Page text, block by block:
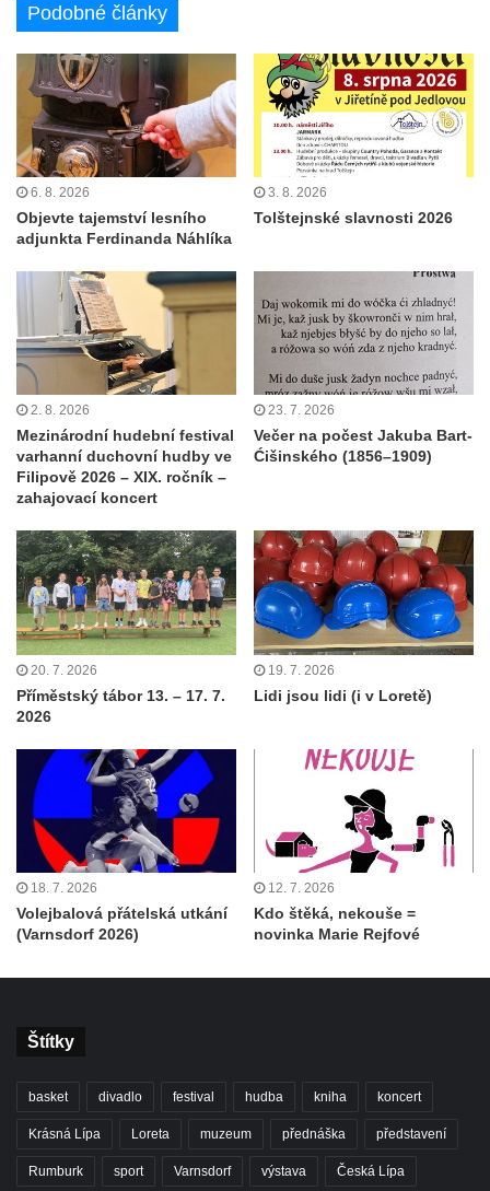
Podobné články
6. 8. 2026
Objevte tajemství lesního
adjunkta Ferdinanda Náhlíka
3. 8. 2026
Tolštejnské slavnosti 2026
2. 8. 2026
Mezinárodní hudební festival
varhanní duchovní hudby ve
Filipově 2026 – XIX. ročník –
zahajovací koncert
23. 7. 2026
Večer na počest Jakuba Bart-
Ćišinského (1856–1909)
20. 7. 2026
Příměstský tábor 13. – 17. 7.
2026
19. 7. 2026
Lidi jsou lidi (i v Loretě)
18. 7. 2026
Volejbalová přátelská utkání
(Varnsdorf 2026)
12. 7. 2026
Kdo štěká, nekouše =
novinka Marie Rejfové
Štítky
basket divadlo festival hudba kniha koncert
Krásná Lípa Loreta muzeum přednáška představení
Rumburk sport Varnsdorf výstava Česká Lípa